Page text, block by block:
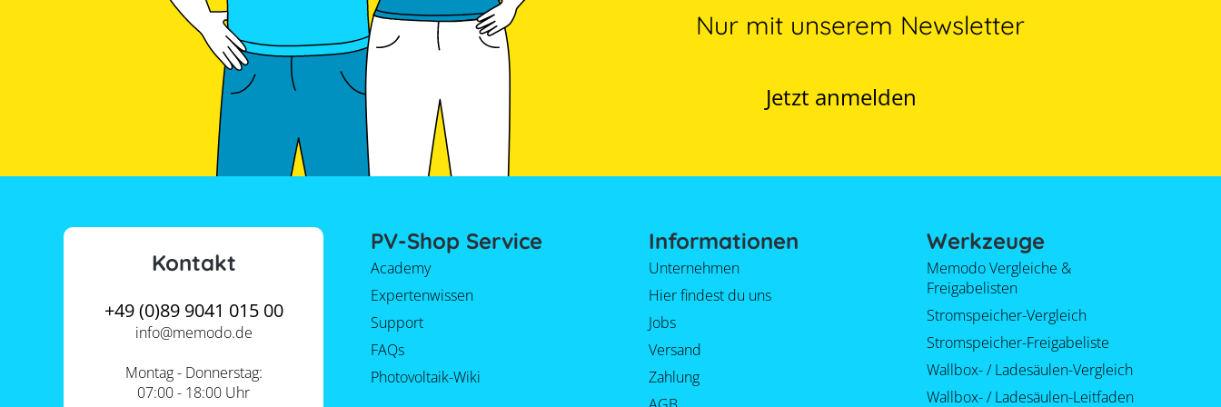
Nur mit unserem Newsletter
Jetzt anmelden
Kontakt
+49 (0)89 9041 015 00
info@memodo.de
Montag - Donnerstag:
07:00 - 18:00 Uhr
PV-Shop Service
Academy
Expertenwissen
Support
FAQs
Photovoltaik-Wiki
Informationen
Unternehmen
Hier findest du uns
Jobs
Versand
Zahlung
Werkzeuge
Memodo Vergleiche &
Freigabelisten
Stromspeicher-Vergleich
Stromspeicher-Freigabeliste
Wallbox- / Ladesäulen-Vergleich
Wallbox- / Ladesäulen-Leitfaden